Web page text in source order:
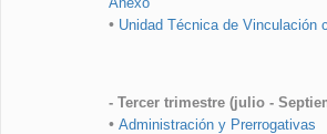
• Unidad Técnica de Vinculación
- Tercer trimestre (julio -
• Administración y Prerrogativas